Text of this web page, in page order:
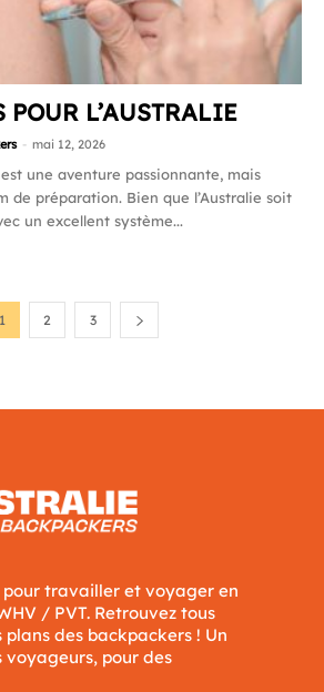
POUR L’AUSTRALIE
- mai 12, 2026
une aventure passionnante, mais
de préparation. Bien que l’Australie soit
un excellent système...
1 2 3
pour travailler et voyager en
/ PVT. Retrouvez tous
plans des backpackers ! Un
pour des